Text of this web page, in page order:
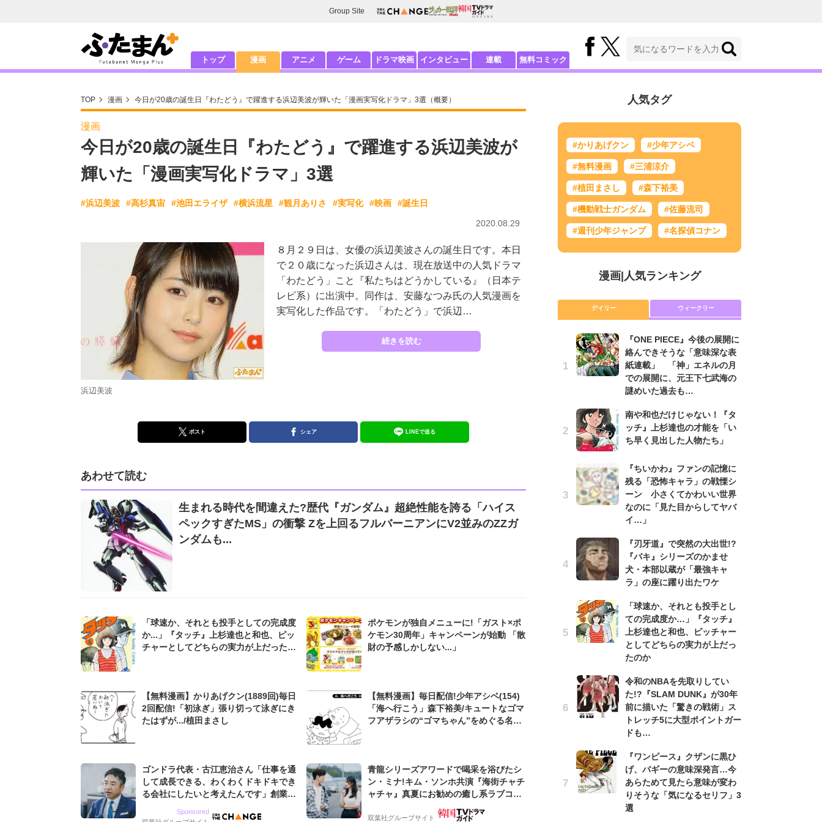
Group Site
トップ 漫画 アニメ ゲーム ドラマ映画 インタビュー 連載 無料コミック
TOP 漫画 今日が20歳の誕生日『わたどう』で躍進する浜辺美波が輝いた「漫画実写化ドラマ」3選（概要）
漫画
今日が20歳の誕生日『わたどう』で躍進する浜辺美波が
輝いた「漫画実写化ドラマ」3選
#浜辺美波 #高杉真宙 #池田エライザ #横浜流星 #観月ありさ #実写化 #映画 #誕生日
2020.08.29
浜辺美波
８月２９日は、女優の浜辺美波さんの誕生日です。本日
で２０歳になった浜辺さんは、現在放送中の人気ドラマ
「わたどう」こと『私たちはどうかしている』（日本テ
レビ系）に出演中。同作は、安藤なつみ氏の人気漫画を
実写化した作品です。「わたどう」で浜辺…
続きを読む
ポスト シェア LINEで送る
あわせて読む
生まれる時代を間違えた?歴代『ガンダム』超絶性能を誇る「ハイス
ペックすぎたMS」の衝撃 Zを上回るフルバーニアンにV2並みのZZガ
ンダムも...
「球速か、それとも投手としての完成度
か...」『タッチ』上杉達也と和也、ピッ
チャーとしてどちらの実力が上だったの
ポケモンが独自メニューに!「ガスト×ポ
ケモン30周年」キャンペーンが始動 「散
財の予感しかしない...」
【無料漫画】かりあげクン(1889回)毎日
2回配信!「初泳ぎ」張り切って泳ぎにき
たはずが.../植田まさし
【無料漫画】毎日配信!少年アシベ(154)
「海へ行こう」森下裕美/キュートなゴマ
フアザラシの“ゴマちゃん”をめぐる名作
ゴンドラ代表・古江恵治さん「仕事を通
して成長できる、わくわくドキドキでき
る会社にしたいと考えたんです」創業来
グ会社のアイデンティティ
Sponsored
青龍シリーズアワードで喝采を浴びたシ
ン・ミナ!キム・ソンホ共演『海街チャチ
ャチャ』真夏にお勧めの癒し系ラブコメ!
双葉社グループサイト
人気タグ
#かりあげクン #少年アシベ
#無料漫画 #三浦涼介
#植田まさし #森下裕美
#機動戦士ガンダム #佐藤流司
#週刊少年ジャンプ #名探偵コナン
漫画| 人気ランキング
デイリー ウィークリー
『ONE PIECE』今後の展開に
絡んできそうな「意味深な表
紙連載」 「神」エネルの月
での展開に、元王下七武海の
謎めいた過去も…
南や和也だけじゃない！『タ
ッチ』上杉達也の才能を「い
ち早く見出した人物たち」
『ちいかわ』ファンの記憶に
残る「恐怖キャラ」の戦慄シ
ーン 小さくてかわいい世界
なのに「見た目からしてヤバ
イ…」
『刃牙道』で突然の大出世!?
『バキ』シリーズのかませ
犬・本部以蔵が「最強キャ
ラ」の座に躍り出たワケ
「球速か、それとも投手とし
ての完成度か…」『タッチ』
上杉達也と和也、ピッチャー
としてどちらの実力が上だっ
たのか
令和のNBAを先取りしてい
た!?『SLAM DUNK』が30年
前に描いた「驚きの戦術」ス
トレッチ5に大型ポイントガー
ドも…
『ワンピース』クザンに黒ひ
げ、バギーの意味深発言…今
あらためて見たら意味が変わ
りそうな「気になるセリフ」3
選